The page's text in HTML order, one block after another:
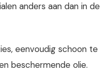
anders aan dan in de
eenvoudig schoon te
beschermende olie.